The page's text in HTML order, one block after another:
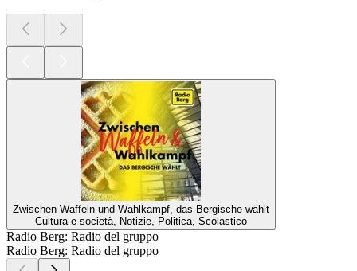
Zwischen Waffeln und Wahlkampf, das Bergische wählt
Cultura e società, Notizie, Politica, Scolastico
Radio Berg: Radio del gruppo
Radio Berg: Radio del gruppo